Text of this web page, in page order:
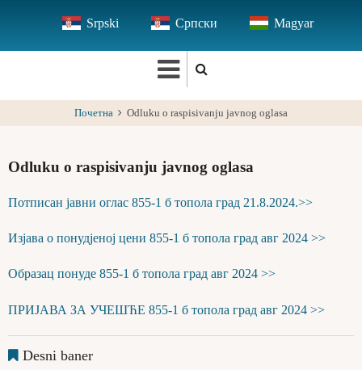
main
Srpski Српски Magyar
Почетна Odluku o raspisivanju javnog oglasa
Odluku o raspisivanju javnog oglasa
Потписан јавни оглас 855-1 б топола град 21.8.2024.>>
Изјава о понудјеној цени 855-1 б топола град авг 2024 >>
Образац понуде 855-1 б топола град авг 2024 >>
ПРИЈАВА ЗА УЧЕШЋЕ 855-1 б топола град авг 2024 >>
Desni baner